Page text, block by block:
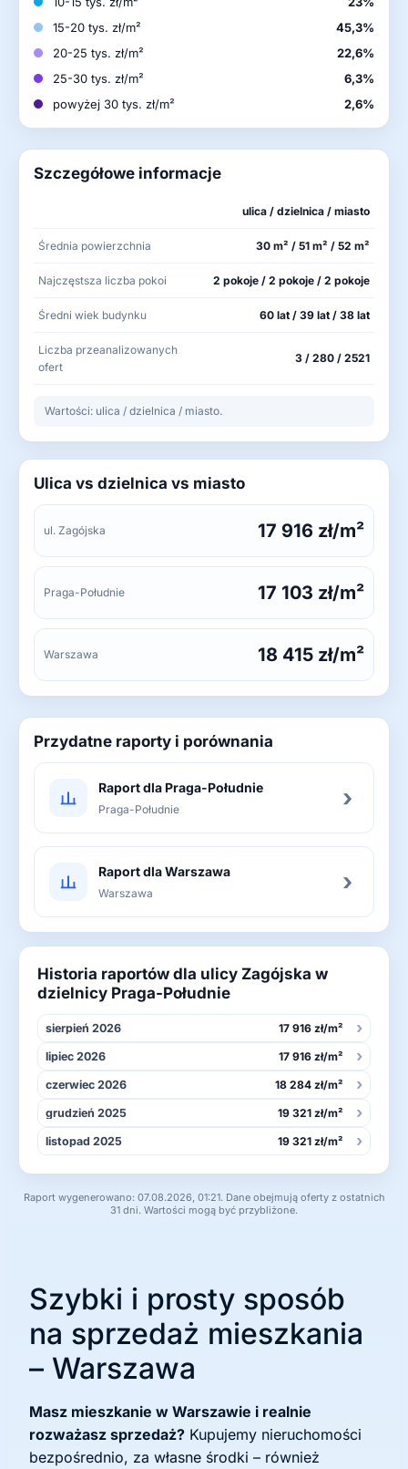
15-20 tys. zł/m²
45,3%
20-25 tys. zł/m²
22,6%
25-30 tys. zł/m²
6,3%
powyżej 30 tys. zł/m²
2,6%
Szczegółowe informacje
ulica / dzielnica / miasto
Średnia powierzchnia 30 m² / 51 m² / 52 m²
Najczęstsza liczba pokoi 2 pokoje / 2 pokoje / 2 pokoje
Średni wiek budynku 60 lat / 39 lat / 38 lat
Liczba przeanalizowanych
ofert
3 / 280 / 2521
Wartości: ulica / dzielnica / miasto.
Ulica vs dzielnica vs miasto
ul. Zagójska 17 916 zł/m²
Praga-Południe 17 103 zł/m²
Warszawa 18 415 zł/m²
Przydatne raporty i porównania
Raport dla Praga-Południe
Praga-Południe ›
Raport dla Warszawa
Warszawa ›
Historia raportów dla ulicy Zagójska w
dzielnicy Praga-Południe
sierpień 2026 17 916 zł/m² ›
lipiec 2026 17 916 zł/m² ›
czerwiec 2026 18 284 zł/m² ›
grudzień 2025 19 321 zł/m² ›
listopad 2025 19 321 zł/m² ›
Raport wygenerowano: 07.08.2026, 01:21. Dane obejmują oferty z ostatnich
31 dni. Wartości mogą być przybliżone.
Szybki i prosty sposób
na sprzedaż mieszkania
– Warszawa
Masz mieszkanie w Warszawie i realnie
rozważasz sprzedaż? Kupujemy nieruchomości
bezpośrednio, za własne środki – również